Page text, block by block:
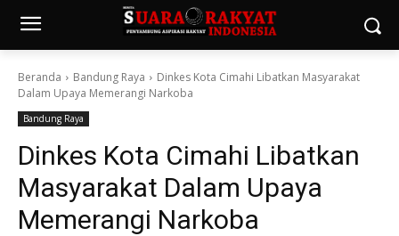
Beranda Bandung Raya
Dinkes Kota Cimahi Libatkan Masyarakat
Dalam Upaya Memerangi Narkoba
Bandung Raya
Dinkes Kota Cimahi Libatkan
Masyarakat Dalam Upaya
Memerangi Narkoba